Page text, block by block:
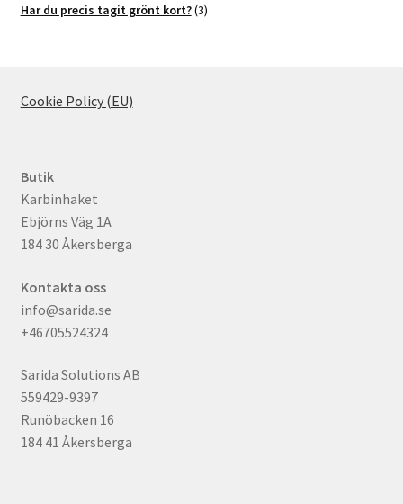
produkter
Har du precis tagit grönt kort? 33
Cookie Policy (EU)
Butik
Karbinhaket
Ebjörns Väg 1A
184 30 Åkersberga
Kontakta oss
info@sarida.se
+46705524324
Sarida Solutions AB
559429-9397
Runöbacken 16
184 41 Åkersberga